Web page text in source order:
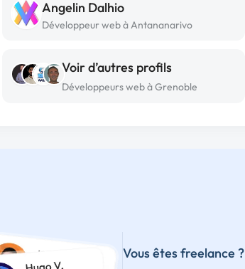
Angelin Dalhio
Développeur web à Antananarivo
Voir d’autres profils
Développeurs web à Grenoble
Vous êtes freelance ?